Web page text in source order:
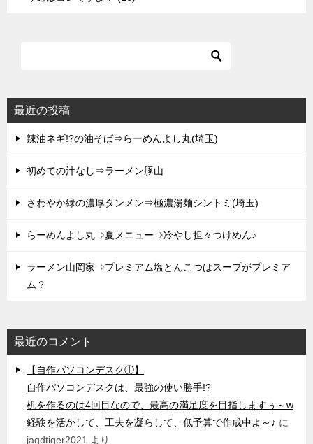
最近の投稿
辣油ネギ!?の油そば⇒らーめんよし丸(埼玉)
初めての汁なし⇒ラーメン豚山
さわやか緑の濃厚タンメン⇒極濃湯麺シントミ(埼玉)
らーめんよし丸⇒夏メニュー⇒冷やし担々つけめん♪
ラーメン山岡家⇒プレミアム塩とんこつはスープがプレミア
ム？
最近のコメント
【自作パソコンデスク①】
自作パソコンデスクは、最強の使い勝手!?
机を作るのは4回目なので、最高の満足度を目指しますぅ～w
経験を活かして、工夫を凝らして、低予算で作成中よ～♪ に
jagdtiger2021 より